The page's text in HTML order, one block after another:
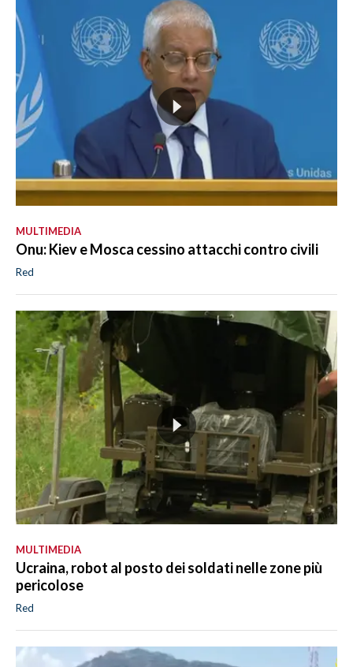
MULTIMEDIA
Onu: Kiev e Mosca cessino attacchi contro civili
Red
MULTIMEDIA
Ucraina, robot al posto dei soldati nelle zone più
pericolose
Red